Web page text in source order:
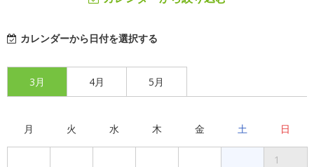
カレンダーから日付を選択する
3月 4月 5月
月 火 水 木 金 土 日
1